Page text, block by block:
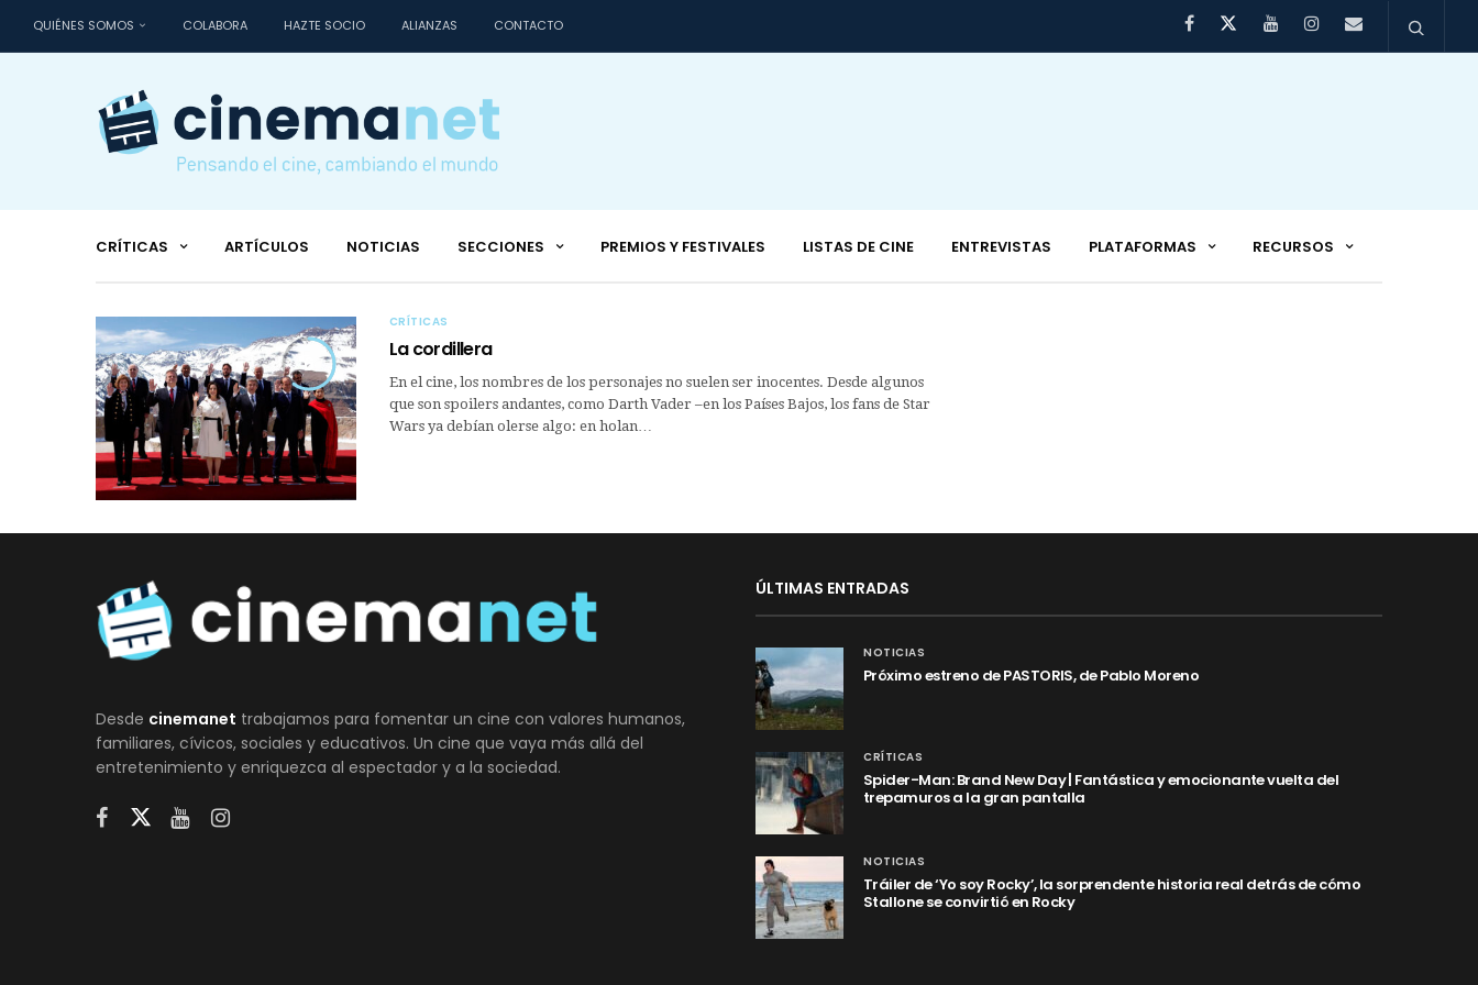
QUIÉNES SOMOS COLABORA HAZTE SOCIO ALIANZAS CONTACTO
CRÍTICAS ARTÍCULOS NOTICIAS SECCIONES PREMIOS Y FESTIVALES LISTAS DE CINE ENTREVISTAS PLATAFORMAS RECURSOS
6
CRÍTICAS
La cordillera
En el cine, los nombres de los personajes no suelen ser inocentes. Desde algunos
que son spoilers andantes, como Darth Vader –en los Países Bajos, los fans de Star
Wars ya debían olerse algo: en holan…
Desde cinemanet trabajamos para fomentar un cine con valores humanos,
familiares, cívicos, sociales y educativos. Un cine que vaya más allá del
entretenimiento y enriquezca al espectador y a la sociedad.
ÚLTIMAS ENTRADAS
NOTICIAS
Próximo estreno de PASTORIS, de Pablo Moreno
CRÍTICAS
Spider-Man: Brand New Day | Fantástica y emocionante vuelta del
trepamuros a la gran pantalla
NOTICIAS
Tráiler de ‘Yo soy Rocky’, la sorprendente historia real detrás de cómo
Stallone se convirtió en Rocky